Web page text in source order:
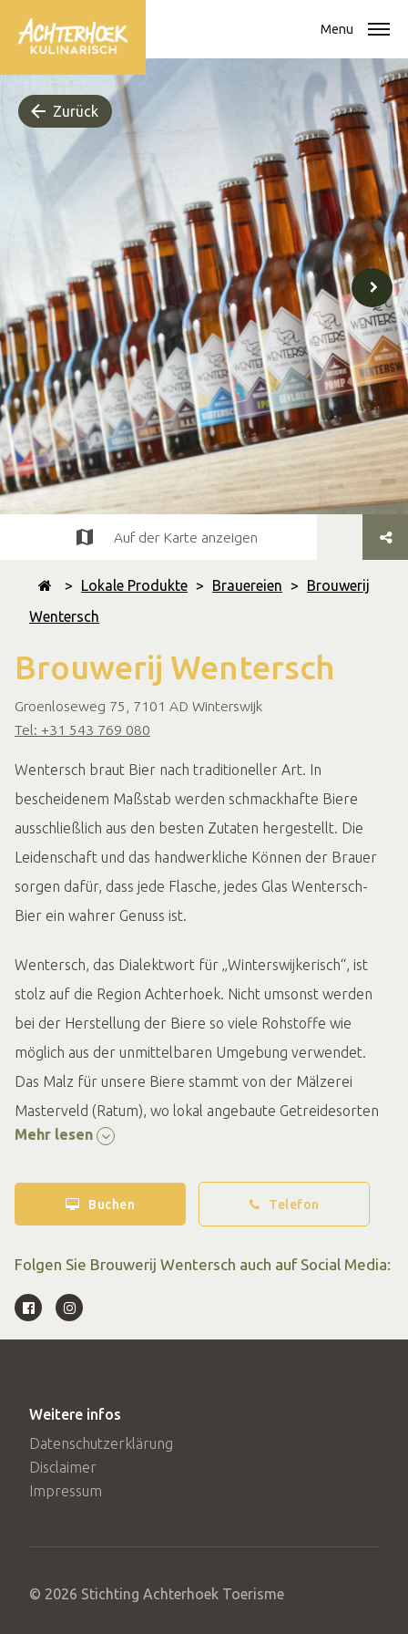
Menu
Zurück
> Lokale Produkte > Brauereien >
Brouwerij
Wentersch
Brouwerij Wentersch
Groenloseweg 75, 7101 AD Winterswijk
Tel: +31 543 769 080
Auf der Karte anzeigen
Wentersch braut Bier nach traditioneller Art. In
bescheidenem Maßstab werden schmackhafte Biere
ausschließlich aus den besten Zutaten hergestellt. Die
Leidenschaft und das handwerkliche Können der Brauer
sorgen dafür, dass jede Flasche, jedes Glas Wentersch-
Bier ein wahrer Genuss ist.
Wentersch, das Dialektwort für „Winterswijkerisch“, ist
stolz auf die Region Achterhoek. Nicht umsonst werden
bei der Herstellung der Biere so viele Rohstoffe wie
möglich aus der unmittelbaren Umgebung verwendet.
Das Malz für unsere Biere stammt von der Mälzerei
Masterveld (Ratum), wo lokal angebaute Getreidesorten
(Gerste, Weizen, Hafer) zu einem der Hauptbestandteile
stammt unter anderem von Hogenelst Hop (Zieuwent),
wo der Hopfen mit viel Liebe angebaut wird.
Die Liebe zum Dorf und zur Region steckt wirklich in dem
gebrauten Bier, und das schmeckt man!
Mehr lesen
Buchen Telefon
Folgen Sie Brouwerij Wentersch auch auf Social Media:
Weitere infos
Datenschutzerklärung
Disclaimer
Impressum
© 2026 Stichting Achterhoek Toerisme